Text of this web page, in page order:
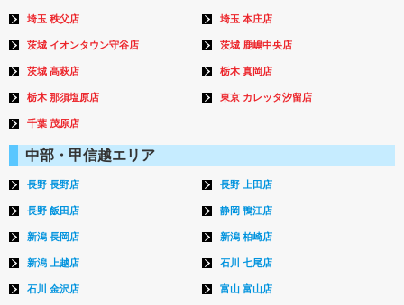
埼玉 秩父店 埼玉 本庄店
茨城 イオンタウン守谷店 茨城 鹿嶋中央店
茨城 高萩店 栃木 真岡店
栃木 那須塩原店 東京 カレッタ汐留店
千葉 茂原店
中部・甲信越エリア
長野 長野店 長野 上田店
長野 飯田店 静岡 鴨江店
新潟 長岡店 新潟 柏崎店
新潟 上越店 石川 七尾店
石川 金沢店 富山 富山店